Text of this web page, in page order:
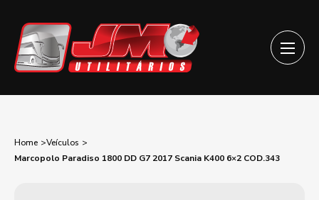
Home
Veículos
Marcopolo Paradiso 1800 DD G7 2017 Scania K400 6×2 COD.343